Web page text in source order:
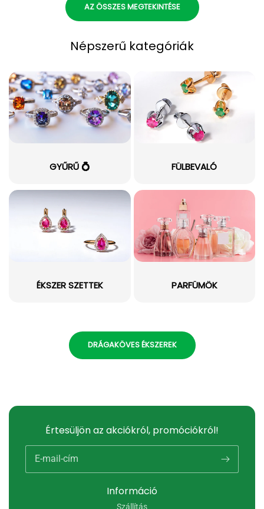
AZ ÖSSZES MEGTEKINTÉSE
Népszerű kategóriák
GYŰRŰ 💍 FÜLBEVALÓ
ÉKSZER SZETTEK PARFÜMÖK
DRÁGAKÖVES ÉKSZEREK
Információ
Szállítás
Értesüljön az akciókról, promóciókról!
E-mail-cím